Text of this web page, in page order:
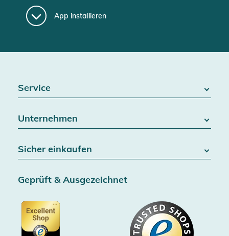
App installieren
Service
Batteriegesetz
Widerrufsrecht
Vertrag widerrufen
AGB & Kundeninformationen
Datenschutz
Cookie-Einstellungen
Unternehmen
Blog
Jobs
Gutscheine
Showroom Düsseldorf
Impressum
Sicher einkaufen
SSL-Verschlüsselung
Zertifiziert durch Trusted Shops
Käuferschutz bis 20000€
Gratis Versand ab 100€ Bestellwert (in DE/AT)
Geprüft & Ausgezeichnet